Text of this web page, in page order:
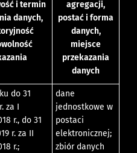
i termin
danych,
agregacji,
postać i forma
danych,
miejsce
przekazania
danych
do 31
za I
r., do 31
r. za II
r.;
dane
jednostkowe w
postaci
elektronicznej;
zbiór danych